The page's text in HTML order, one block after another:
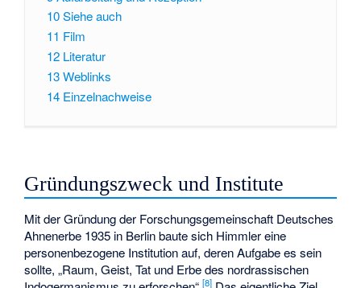
10Siehe auch
11 Film
12 Literatur
13Weblinks
14 Einzelnachweise
Gründungszweck und Institute
Mit der Gründung der Forschungsgemeinschaft Deutsches
Ahnenerbe 1935 in Berlin baute sich Himmler eine
personenbezogene Institution auf, deren Aufgabe es sein
sollte, „Raum, Geist, Tat und Erbe des nordrassischen
[8]